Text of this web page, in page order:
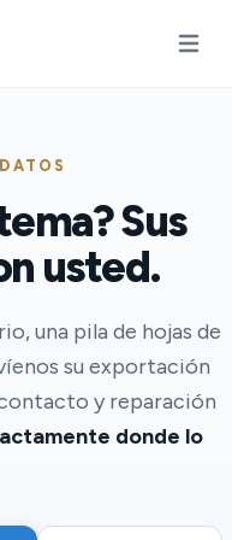
Abrir
Sus
usted.
una pila de hojas de
su exportación
y reparación
donde lo